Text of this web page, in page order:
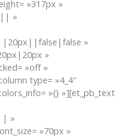
»317px »
»
»
»
»off »
type= »4_4″
»{} »][et_pb_text
»
»70px »